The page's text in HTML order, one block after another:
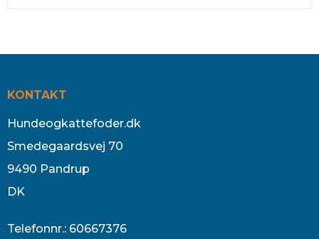
KONTAKT
Hundeogkattefoder.dk
Smedegaardsvej 70
9490 Pandrup
DK
Telefonnr.: 60667376